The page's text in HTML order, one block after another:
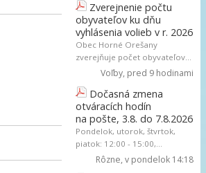
Zverejnenie počtu
obyvateľov ku dňu
vyhlásenia volieb v r. 2026
Obec Horné Orešany
zverejňuje počet obyvateľov...
Voľby, pred 9 hodinami
Dočasná zmena
otváracích hodín
na pošte, 3.8. do 7.8.2026
Pondelok, utorok, štvrtok,
piatok: 12:00 - 15:00,...
Rôzne, v pondelok 14:18